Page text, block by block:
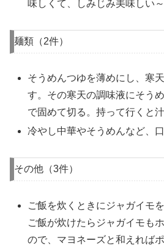
味しくて、しみじみ美味しい～
麺類（2件）
そうめんつゆを薄めにし、寒
す。その寒天の調味液にそう
で固めて切る。持って行くと
冷やし中華やそうめんなど、
その他（3件）
ご飯を炊くときにジャガイモ
ご飯が炊けたらジャガイモも
ので、マヨネーズと和えれば